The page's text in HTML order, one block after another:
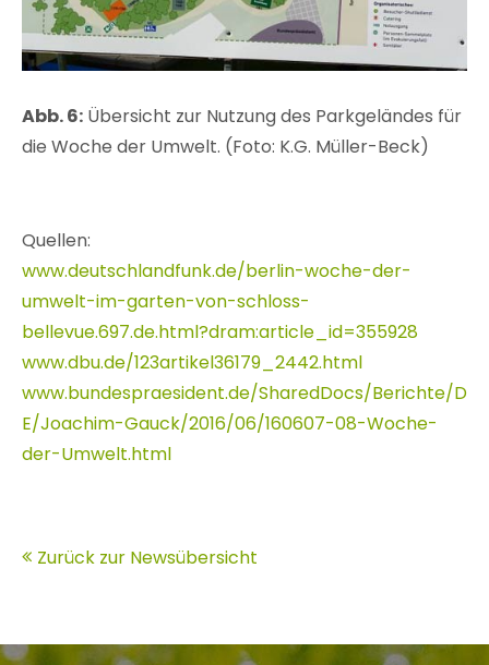
Abb. 6: Übersicht zur Nutzung des Parkgeländes für
die Woche der Umwelt. (Foto: K.G. Müller-Beck)
Quellen:
www.deutschlandfunk.de/berlin-woche-der-
umwelt-im-garten-von-schloss-
bellevue.697.de.html?dram:article_id=355928
www.dbu.de/123artikel36179_2442.html
www.bundespraesident.de/SharedDocs/Berichte/D
E/Joachim-Gauck/2016/06/160607-08-Woche-
der-Umwelt.html
Zurück zur Newsübersicht